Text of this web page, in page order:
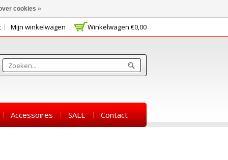
Winkelwagen €0,00
Mijn winkelwagen
Accessoires SALE Contact
cookies »